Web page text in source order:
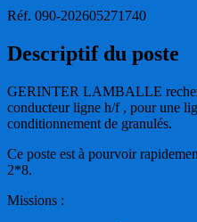
Réf. 090-202605271740
Descriptif du poste
GERINTER LAMBALLE
conducteur ligne h/f , pour une
conditionnement de granulés.
Ce poste est à pourvoir
2*8.
Missions :